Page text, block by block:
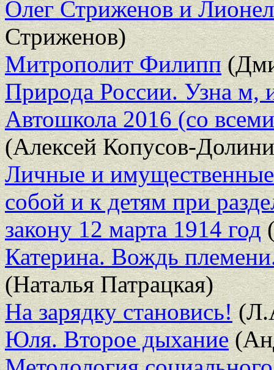
Олег Стриженов и
Стриженов)
Митрополит Филипп
Природа России. Узна м,
Автошкола 2016 (со
(Алексей Копусов-
Личные и
собой и к детям при
закону 12 марта 1914 год
Катерина. Вождь
(Наталья Патрацкая)
На зарядку становись!
Юля. Второе дыхание